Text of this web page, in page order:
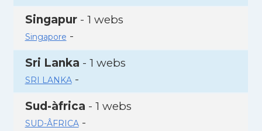
Singapur- 1 webs
Singapore -
Sri Lanka - 1 webs
SRI LANKA-
Sud-àfrica - 1 webs
SUD-ÂFRICA-